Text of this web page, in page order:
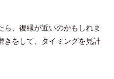
ら、復縁が近いのかもしれま
きをして、タイミングを見計